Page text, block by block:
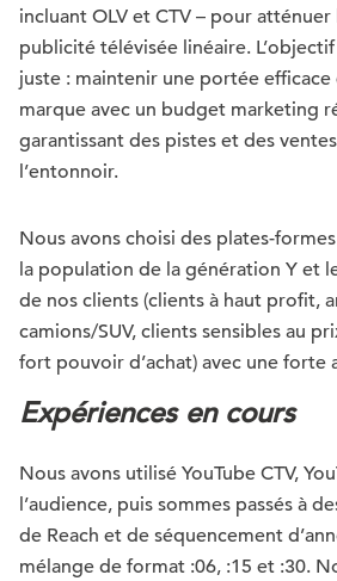
incluant OLV et CTV – pour
publicité télévisée linéaire.
juste : maintenir une portée
marque avec un budget marketing
garantissant des pistes et des
l’entonnoir.
Nous avons choisi des plates-
la population de la génération Y et
de nos clients (clients à haut profit,
camions/SUV, clients sensibles au
fort pouvoir d’achat) avec une forte
Expériences en cours
Nous avons utilisé YouTube CTV,
l’audience, puis sommes passés à
de Reach et de séquencement
mélange de format :06, :15 et :30.